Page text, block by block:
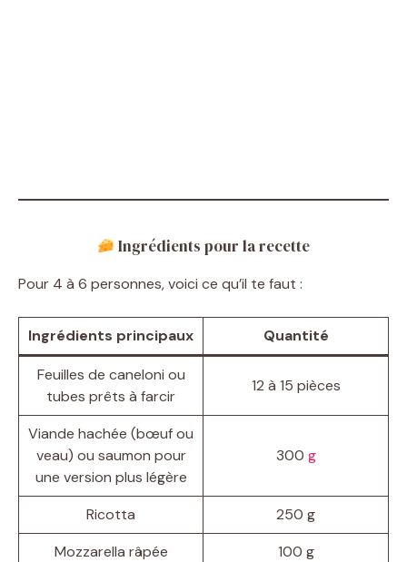
Ingrédients pour la recette
Pour 4 à 6 personnes, voici ce qu’il te faut :
Ingrédients principaux Quantité
Feuilles de caneloni ou
tubes prêts à farcir
12 à 15 pièces
Viande hachée (bœuf ou
veau) ou saumon pour
une version plus légère
300 g
Ricotta
250 g
Mozzarella râpée
100 g